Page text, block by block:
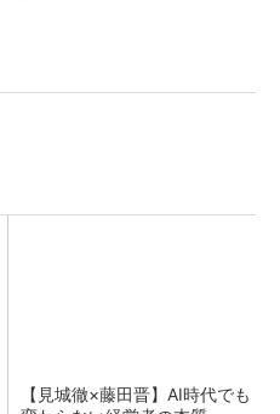
【見城徹×藤田晋】AI時代でも